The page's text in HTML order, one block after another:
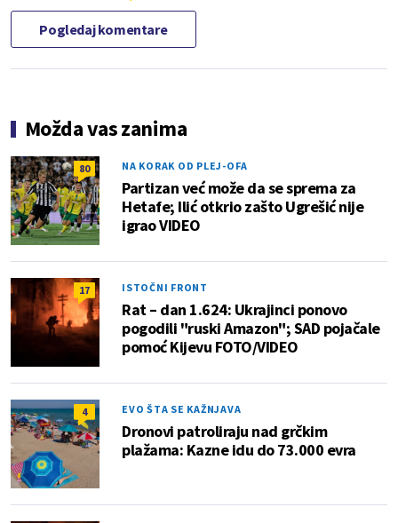
Pogledaj komentare
Možda vas zanima
80 NA KORAK OD PLEJ-OFA
Partizan već može da se sprema za
Hetafe; Ilić otkrio zašto Ugrešić nije
igrao VIDEO
17 ISTOČNI FRONT
Rat – dan 1.624: Ukrajinci ponovo
pogodili "ruski Amazon"; SAD pojačale
pomoć Kijevu FOTO/VIDEO
4 EVO ŠTA SE KAŽNJAVA
Dronovi patroliraju nad grčkim
plažama: Kazne idu do 73.000 evra